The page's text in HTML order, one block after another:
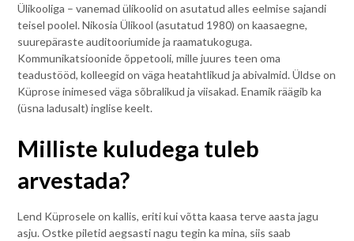
Ülikooliga – vanemad ülikoolid on asutatud alles eelmise sajandi
teisel poolel. Nikosia Ülikool (asutatud 1980) on kaasaegne,
suurepäraste auditooriumide ja raamatukoguga.
Kommunikatsioonide õppetooli, mille juures teen oma
teadustööd, kolleegid on väga heatahtlikud ja abivalmid. Üldse on
Küprose inimesed väga sõbralikud ja viisakad. Enamik räägib ka
(üsna ladusalt) inglise keelt.
Milliste kuludega tuleb
arvestada?
Lend Küprosele on kallis, eriti kui võtta kaasa terve aasta jagu
asju. Ostke piletid aegsasti nagu tegin ka mina, siis saab